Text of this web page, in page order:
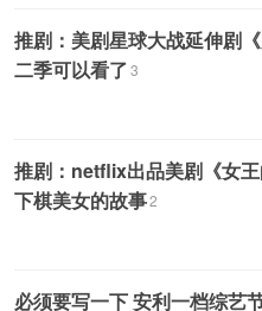
推剧：美剧星球大战延伸剧
二季可以看了3
推剧：netflix出品美剧《女
下棋美女的故事2
必须要写一下 安利一档综艺